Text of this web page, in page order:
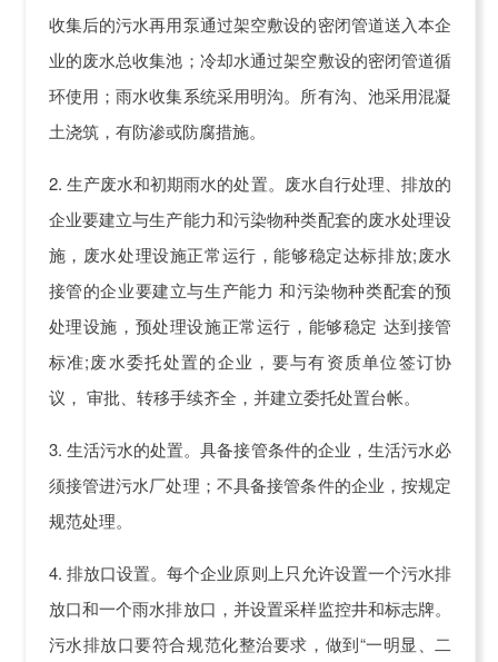
收集后的污水再用泵通过架空敷设的密闭管道送入本企
业的废水总收集池；冷却水通过架空敷设的密闭管道循
环使用；雨水收集系统采用明沟。所有沟、池采用混凝
土浇筑，有防渗或防腐措施。
2. 生产废水和初期雨水的处置。废水自行处理、排放的
企业要建立与生产能力和污染物种类配套的废水处理设
施，废水处理设施正常运行，能够稳定达标排放;废水
接管的企业要建立与生产能力 和污染物种类配套的预
处理设施，预处理设施正常运行，能够稳定 达到接管
标准;废水委托处置的企业，要与有资质单位签订协
议， 审批、转移手续齐全，并建立委托处置台帐。
3. 生活污水的处置。具备接管条件的企业，生活污水必
须接管进污水厂处理；不具备接管条件的企业，按规定
规范处理。
4. 排放口设置。每个企业原则上只允许设置一个污水排
放口和一个雨水排放口，并设置采样监控井和标志牌。
污水排放口要符合规范化整治要求，做到“一明显、二